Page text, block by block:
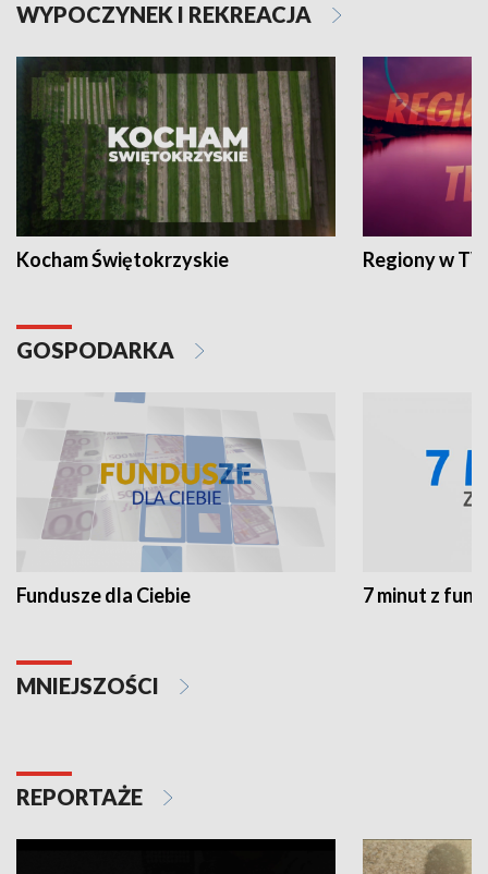
WYPOCZYNEK I REKREACJA
Kocham Świętokrzyskie Regiony w
GOSPODARKA
Fundusze dla Ciebie 7 minut z
MNIEJSZOŚCI
REPORTAŻE